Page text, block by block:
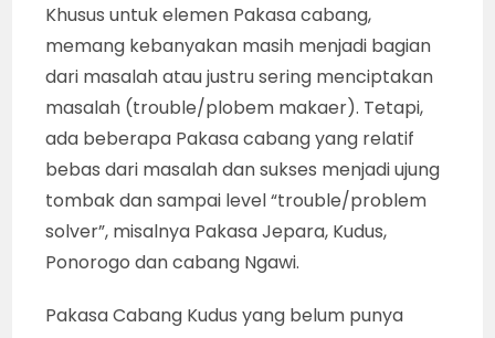
Khusus untuk elemen Pakasa cabang,
memang kebanyakan masih menjadi bagian
dari masalah atau justru sering menciptakan
masalah (trouble/plobem makaer). Tetapi,
ada beberapa Pakasa cabang yang relatif
bebas dari masalah dan sukses menjadi ujung
tombak dan sampai level “trouble/problem
solver”, misalnya Pakasa Jepara, Kudus,
Ponorogo dan cabang Ngawi.
Pakasa Cabang Kudus yang belum punya